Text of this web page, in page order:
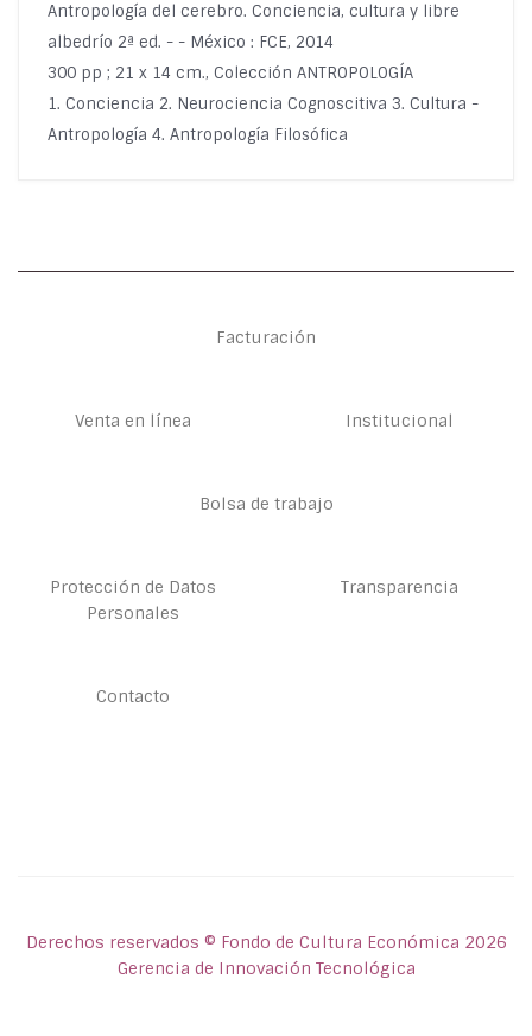
Antropología del cerebro. Conciencia, cultura y libre
albedrío 2ª ed. - - México : FCE, 2014
300 pp ; 21 x 14 cm., Colección ANTROPOLOGÍA
1. Conciencia 2. Neurociencia Cognoscitiva 3. Cultura -
Antropología 4. Antropología Filosófica
Facturación
Venta en línea Institucional
Bolsa de trabajo
Protección de Datos
Personales
Transparencia
Contacto
Derechos reservados © Fondo de Cultura Económica 2026
Gerencia de Innovación Tecnológica